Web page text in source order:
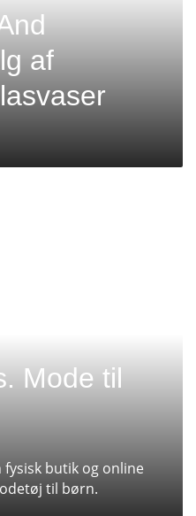
af
Mode til
fysisk butik og online
til børn.